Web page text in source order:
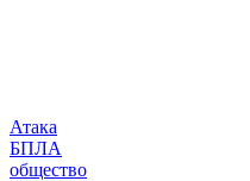
Атака
БПЛА
общество